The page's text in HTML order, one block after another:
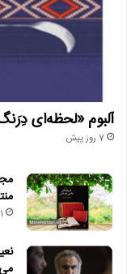
آلبوم «لحظه‌ای
7 روز پیش
1 هفته پیش